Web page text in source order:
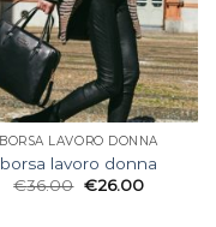
BORSA LAVORO DONNA
borsa lavoro donna
€36.00 €26.00